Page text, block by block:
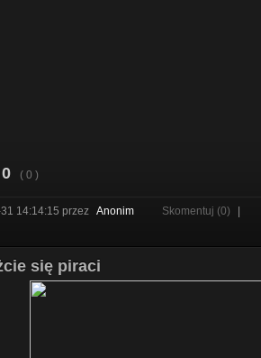
0 ( 0 )
14:14:15 przez Anonim Skomentuj (0)
się piraci